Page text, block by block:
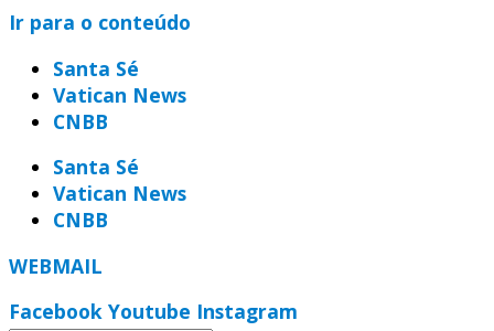
Ir para o conteúdo
Santa Sé
Vatican News
CNBB
Santa Sé
Vatican News
CNBB
WEBMAIL
Facebook Youtube Instagram